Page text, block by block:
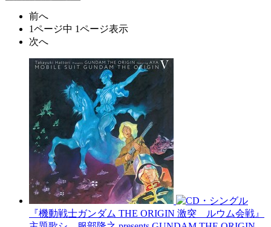
前へ
1ページ中 1ページ表示
次へ
『機動戦士ガンダム THE ORIGIN 激突 ルウム会戦』